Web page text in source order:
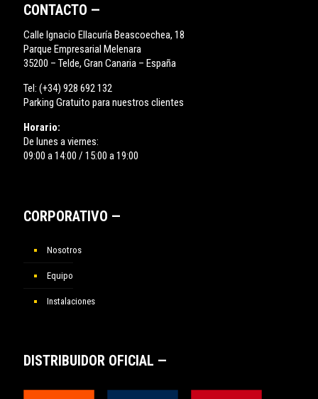
CONTACTO —
Calle Ignacio Ellacuría Beascoechea, 18
Parque Empresarial Melenara
35200 – Telde, Gran Canaria – España
Tel: (+34) 928 692 132
Parking Gratuito para nuestros clientes
Horario:
De lunes a viernes:
09:00 a 14:00 / 15:00 a 19:00
CORPORATIVO —
Nosotros
Equipo
Instalaciones
DISTRIBUIDOR OFICIAL —